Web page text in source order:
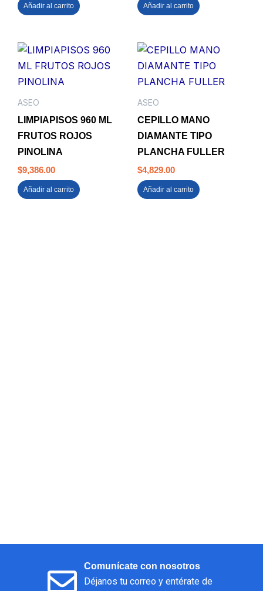
Añadir al carrito Añadir al carrito
ASEO
LIMPIAPISOS 960 ML
FRUTOS ROJOS
PINOLINA
$9,386.00
Añadir al carrito
ASEO
CEPILLO MANO
DIAMANTE TIPO
PLANCHA FULLER
$4,829.00
Añadir al carrito
Comunícate con nosotros
Déjanos tu correo y entérate de